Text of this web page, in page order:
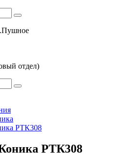
отдел)
РТК308
РТК308